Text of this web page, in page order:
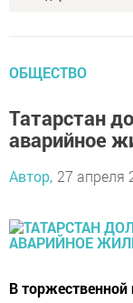
ОБЩЕСТВО
Татарстан
аварийное
Автор, 27 апреля
В торжественной